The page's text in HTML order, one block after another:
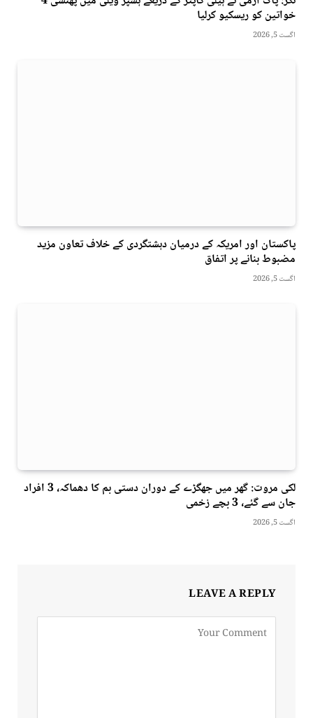
خواتین کو ریسکیو کرلیا
اگست 5, 2026
پاکستان اور امریکہ کے درمیان دہشتگردی کے خلاف تعاون مزید
مضبوط بنانے پر اتفاق
اگست 5, 2026
لکی مروت: گھر میں جھگڑے کے دوران دستی بم کا دھماکہ، 3 افراد
جان سے گئے، 3 بچے زخمی
اگست 5, 2026
LEAVE A REPLY